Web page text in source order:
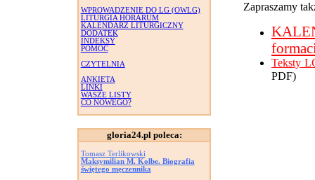
WPROWADZENIE DO LG (OWLG)
LITURGIA HORARUM
KALENDARZ LITURGICZNY
DODATEK
INDEKSY
POMOC
CZYTELNIA
ANKIETA
LINKI
WASZE LISTY
CO NOWEGO?
gloria24.pl poleca:
Tomasz Terlikowski
Maksymilian M. Kolbe. Biografia
świętego męczennika
Zapraszamy
Teksty
PDF)